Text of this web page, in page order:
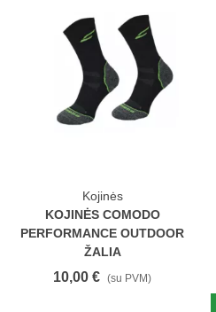
Kojinės
KOJINĖS COMODO
PERFORMANCE OUTDOOR
ŽALIA
10,00 € (su PVM)